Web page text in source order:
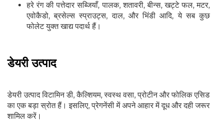
हरे रंग की पत्तेदार सब्जियाँ, पालक, शतावरी, बीन्स, खट्टे फल, मटर,
एवोकैडो, ब्रसेल्स स्प्राउट्स, दाल, और भिंडी आदि, ये सब कुछ
फोलेट युक्त खाद्य पदार्थ हैं।
डेयरी उत्पाद
डेयरी उत्पाद विटामिन डी, कैल्शियम, स्वस्थ वसा, प्रोटीन और फोलिक एसिड
का एक बड़ा स्रोत हैं। इसलिए, प्रेगनेंसी में अपने आहार में दूध और दही जरूर
शामिल करें।